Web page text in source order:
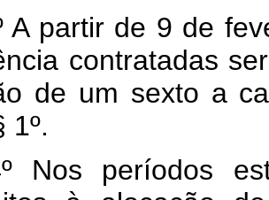
A partir de 9 de
contratadas
de um sexto a
1º.
Nos períodos